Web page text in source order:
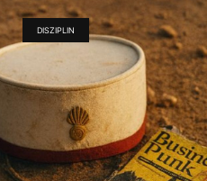
DISZIPLIN